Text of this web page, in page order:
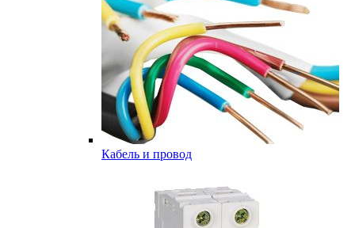
Кабель и провод